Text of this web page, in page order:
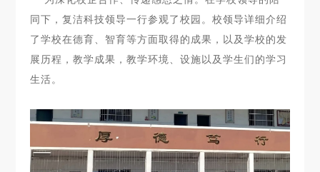
同下，复洁科技领导一行参观了校园。校领导详细介绍
了学校在德育、智育等方面取得的成果，以及学校的发
展历程，教学成果，教学环境、设施以及学生们的学习
生活。